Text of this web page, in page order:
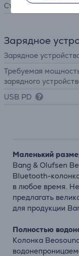
Степень защиты
Зарядное
Зарядное
Требуемая
зарядного
USB PD
Маленький
Bang & Olufsen
Bluetooth-
в любое время.
предлагать
для продукции
Полностью
Колонка